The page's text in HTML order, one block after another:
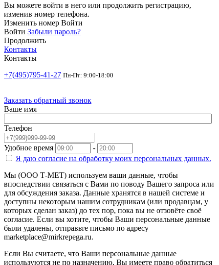
Вы можете войти в него или продолжить регистрацию,
изменив номер телефона.
Изменить номер Войти
Войти Забыли пароль?
Продолжить
Контакты
Контакты
+7(495)795-41-27 Пн-Пт: 9:00-18:00
Заказать обратный звонок
Ваше имя
Телефон
Удобное время
-
Я даю согласие на обработку моих персональных данных.
Мы (ООО Т-МЕТ) используем ваши данные, чтобы
впоследствии связаться с Вами по поводу Вашего запроса или
для обсуждения заказа. Данные хранятся в нашей системе и
доступны некоторым нашим сотрудникам (или продавцам, у
которых сделан заказ) до тех пор, пока вы не отзовёте своё
согласие. Если вы хотите, чтобы Ваши персональные данные
были удалены, отправьте письмо по адресу
marketplace@mirkrepega.ru.
Если Вы считаете, что Ваши персональные данные
используются не по назначению, Вы имеете право обратиться